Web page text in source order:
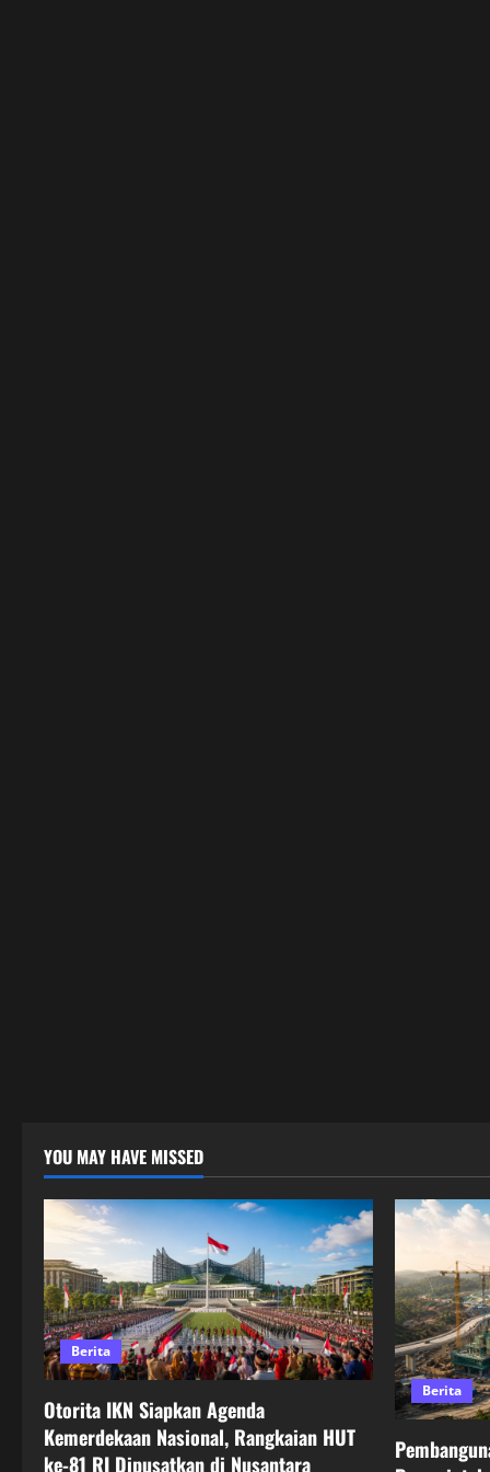
YOU MAY HAVE MISSED
Berita
Otorita IKN Siapkan Agenda
Kemerdekaan Nasional, Rangkaian HUT
ke-81 RI Dipusatkan di Nusantara
Berita